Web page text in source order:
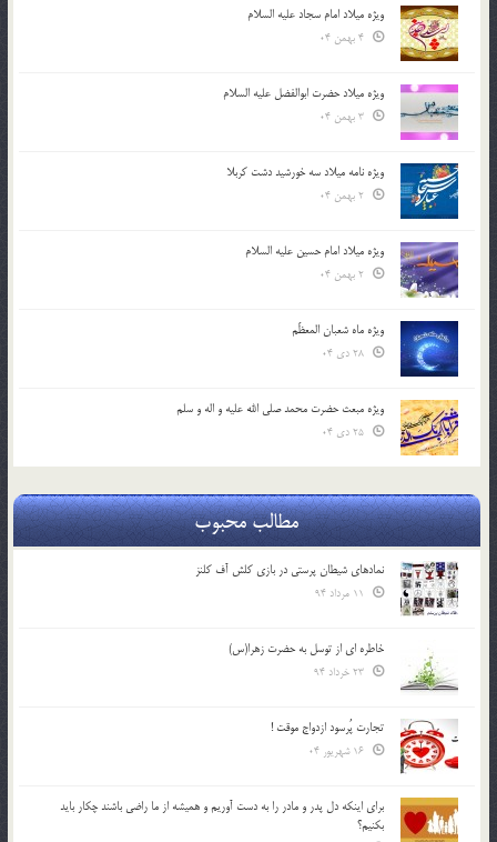
ویژه میلاد امام سجاد علیه السلام
ویژه میلاد حضرت ابوالفضل علیه السلام
ویژه نامه میلاد سه خورشید دشت کربلا
ویژه میلاد امام حسین علیه السلام
ویژه ماه شعبان المعظّم
ویژه مبعث حضرت محمد صلی الله علیه و اله و سلم
مطالب محبوب
نمادهای شیطان پرستی در بازی کلش آف کلنز
خاطره ای از توسل به حضرت زهرا(س)
تجارت پُرسود ازدواج موقت !
براي اينكه دل پدر و مادر را به دست آوريم و هميشه از ما راضي باشند چكار بايد
بكنيم؟